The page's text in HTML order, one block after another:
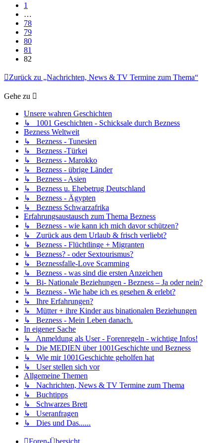
1
…
78
79
80
81
82
Zurück zu „Nachrichten, News & TV Termine zum Thema“
Gehe zu
Unsere wahren Geschichten
↳ 1001 Geschichten - Schicksale durch Bezness
Bezness Weltweit
↳ Bezness - Tunesien
↳ Bezness -Türkei
↳ Bezness - Marokko
↳ Bezness - übrige Länder
↳ Bezness - Asien
↳ Bezness u. Ehebetrug Deutschland
↳ Bezness - Ägypten
↳ Bezness Schwarzafrika
Erfahrungsaustausch zum Thema Bezness
↳ Bezness - wie kann ich mich davor schützen?
↳ Zurück aus dem Urlaub & frisch verliebt?
↳ Bezness - Flüchtlinge + Migranten
↳ Bezness? - oder Sextourismus?
↳ Beznessfalle-Love Scamming
↳ Bezness - was sind die ersten Anzeichen
↳ Bi- Nationale Beziehungen - Bezness – Ja oder nein?
↳ Bezness - Wie habe ich es gesehen & erlebt?
↳ Ihre Erfahrungen?
↳ Mütter + ihre Kinder aus binationalen Beziehungen
↳ Bezness - Mein Leben danach.
In eigener Sache
↳ Anmeldung als User - Forenregeln - wichtige Infos!
↳ Die MEDIEN über 1001Geschichte und Bezness
↳ Wie mir 1001Geschichte geholfen hat
↳ User stellen sich vor
Allgemeine Themen
↳ Nachrichten, News & TV Termine zum Thema
↳ Buchtipps
↳ Schwarzes Brett
↳ Useranfragen
↳ Dies und Das......
Foren-Übersicht